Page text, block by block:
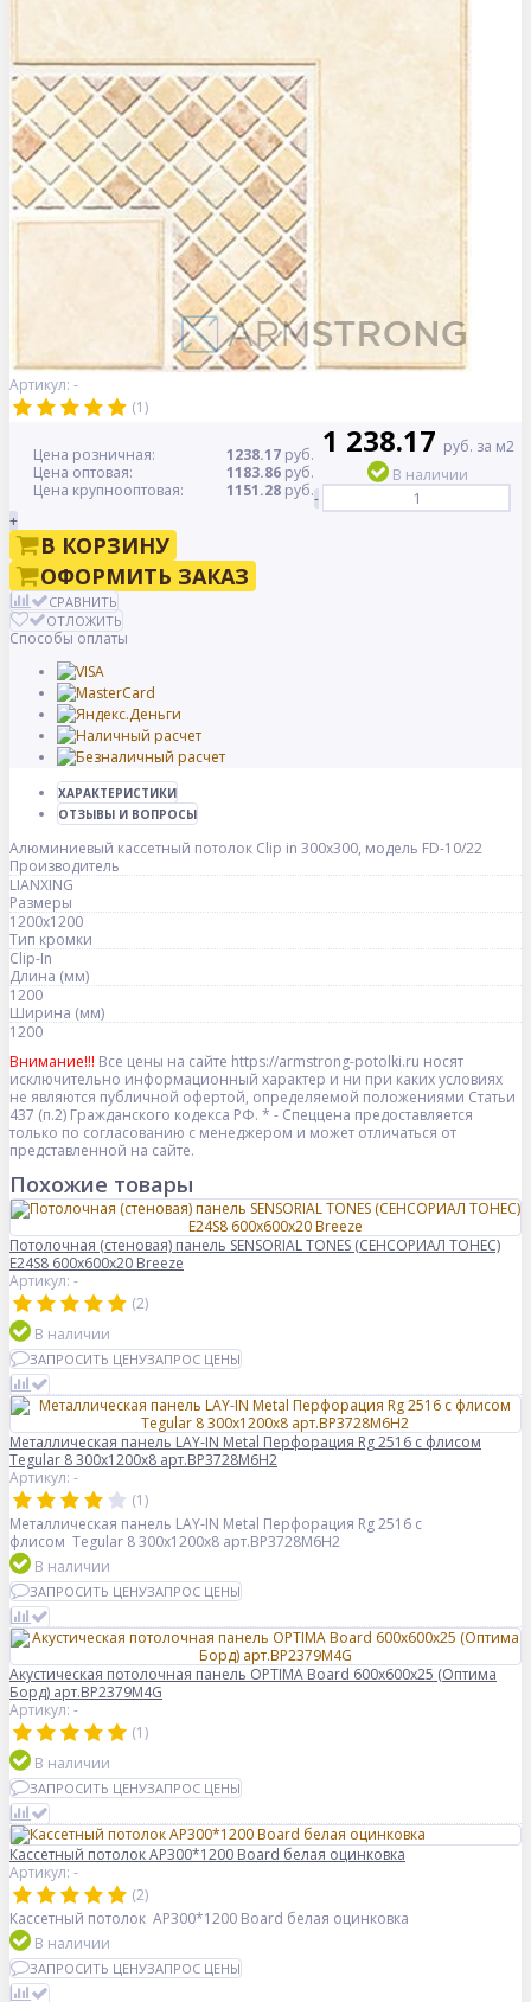
Артикул: -
(1)
Цена розничная: 1238.17 руб.
Цена оптовая:
1183.86 руб.
Цена крупнооптовая:
1151.28 руб.
1 238.17 руб. за м2
В наличии
-
+
В КОРЗИНУ
ОФОРМИТЬ ЗАКАЗ
СРАВНИТЬ
ОТЛОЖИТЬ
Способы оплаты
ХАРАКТЕРИСТИКИ
ОТЗЫВЫ И ВОПРОСЫ
Алюминиевый кассетный потолок Clip in 300х300, модель FD-10/22
Производитель
LIANXING
Размеры
1200x1200
Тип кромки
Clip-In
Длина (мм)
1200
Ширина (мм)
1200
Внимание!!! Все цены на сайте https://armstrong-potolki.ru носят
исключительно информационный характер и ни при каких условиях
не являются публичной офертой, определяемой положениями Статьи
437 (п.2) Гражданского кодекса РФ. * - Спеццена предоставляется
только по согласованию с менеджером и может отличаться от
представленной на сайте.
Похожие товары
Потолочная (стеновая) панель SENSORIAL TONES (СЕНСОРИАЛ ТОНЕС)
E24S8 600x600x20 Breeze
Артикул: -
(2)
В наличии
ЗАПРОСИТЬ ЦЕНУЗАПРОС ЦЕНЫ
Металлическая панель LAY-IN Metal Перфорация Rg 2516 с флисом
Tegular 8 300x1200x8 арт.BP3728M6H2
Артикул: -
(1)
Металлическая панель LAY-IN Metal Перфорация Rg 2516 с
флисом Tegular 8 300x1200x8 арт.BP3728M6H2
В наличии
ЗАПРОСИТЬ ЦЕНУЗАПРОС ЦЕНЫ
Акустическая потолочная панель OPTIMA Board 600x600x25 (Оптима
Борд) арт.BP2379M4G
Артикул: -
(1)
В наличии
ЗАПРОСИТЬ ЦЕНУЗАПРОС ЦЕНЫ
Кассетный потолок AP300*1200 Board белая оцинковка
Артикул: -
(2)
Кассетный потолок AP300*1200 Board белая оцинковка
В наличии
ЗАПРОСИТЬ ЦЕНУЗАПРОС ЦЕНЫ